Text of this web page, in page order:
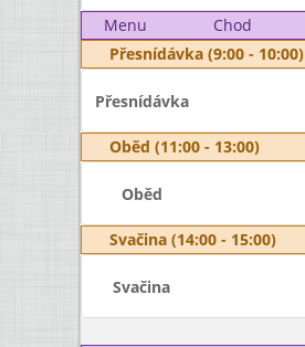
Menu Chod
Přesnídávka (9:00 - 10:00)
Přesnídávka
Oběd (11:00 - 13:00)
Oběd
Svačina (14:00 - 15:00)
Svačina